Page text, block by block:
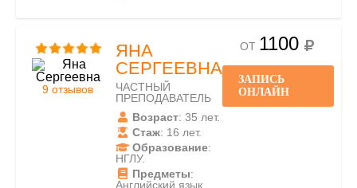
9 отзывов
ЯНА
СЕРГЕЕВНА
ЧАСТНЫЙ
ПРЕПОДАВАТЕЛЬ
Возраст: 35 лет.
Стаж: 16 лет.
Образование:
НГЛУ.
Предметы:
Английский язык.
ОТ 1100
ЗАПИСЬ
ОНЛАЙН